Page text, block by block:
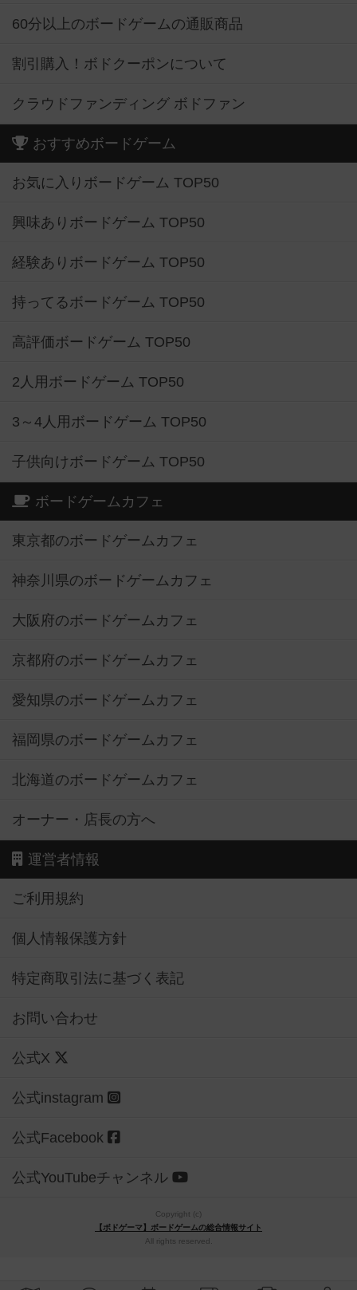
60分以上のボードゲームの通販商品
割引購入！ボドクーポンについて
クラウドファンディング ボドファン
おすすめボードゲーム
お気に入りボードゲーム TOP50
興味ありボードゲーム TOP50
経験ありボードゲーム TOP50
持ってるボードゲーム TOP50
高評価ボードゲーム TOP50
2人用ボードゲーム TOP50
3～4人用ボードゲーム TOP50
子供向けボードゲーム TOP50
ボードゲームカフェ
東京都のボードゲームカフェ
神奈川県のボードゲームカフェ
大阪府のボードゲームカフェ
京都府のボードゲームカフェ
愛知県のボードゲームカフェ
福岡県のボードゲームカフェ
北海道のボードゲームカフェ
オーナー・店長の方へ
運営者情報
ご利用規約
個人情報保護方針
特定商取引法に基づく表記
お問い合わせ
公式X
公式instagram
公式Facebook
公式YouTubeチャンネル
Copyright (c)
【ボドゲーマ】ボードゲームの総合情報サイト
All rights reserved.